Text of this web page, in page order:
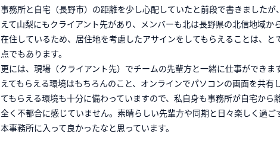
事務所と自宅（長野市）の距離を少し心配していたと前段で書きましたが
えて山梨にもクライアント先があり、メンバーも北は長野県の北信地域か
在住しているため、居住地を考慮したアサインをしてもらえることは、と
点でもあります。
更には、現場（クライアント先）でチームの先輩方と一緒に仕事ができま
えてもらえる環境はもちろんのこと、オンラインでパソコンの画面を共有
てもらえる環境も十分に備わっていますので、私自身も事務所が自宅から
全く不都合に感じていません。素晴らしい先輩方や同期と日々楽しく過ご
本事務所に入って良かったなと思っています。